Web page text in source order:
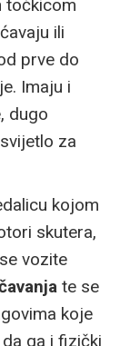
točkicom
ili
prve do
Imaju i
dugo
za
kojom
skutera,
vozite
te se
koje
ga i fizički